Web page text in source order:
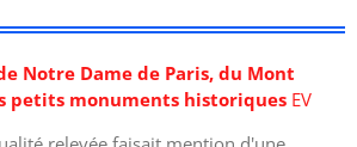
Notre Dame de Paris, du Mont
petits monuments historiques EV